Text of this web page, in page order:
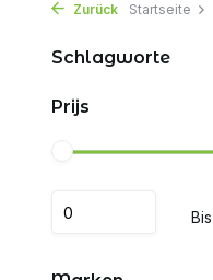
Zurück Startseite
Schlagworte
Prijs
Bis